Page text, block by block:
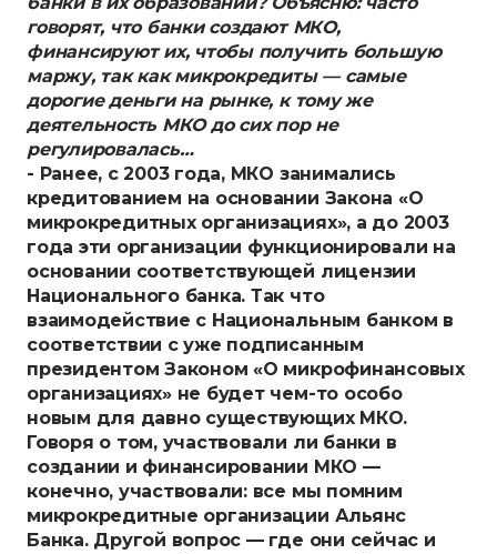
говорят, что банки создают МКО,
финансируют их, чтобы получить большую
маржу, так как микрокредиты — самые
дорогие деньги на рынке, к тому же
деятельность МКО до сих пор не
регулировалась…
- Ранее, с 2003 года, МКО занимались
кредитованием на основании Закона «О
микрокредитных организациях», а до 2003
года эти организации функционировали на
основании соответствующей лицензии
Национального банка. Так что
взаимодействие с Национальным банком в
соответствии с уже подписанным
президентом Законом «О микрофинансовых
организациях» не будет чем-то особо
новым для давно существующих МКО.
Говоря о том, участвовали ли банки в
создании и финансировании МКО —
конечно, участвовали: все мы помним
микрокредитные организации Альянс
Банка. Другой вопрос — где они сейчас и